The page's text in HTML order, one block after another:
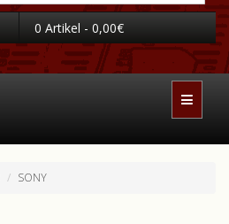
0 Artikel - 0,00€
SONY